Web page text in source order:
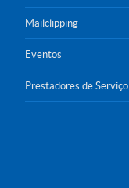
Mailclipping
Eventos
Prestadores de Serviço